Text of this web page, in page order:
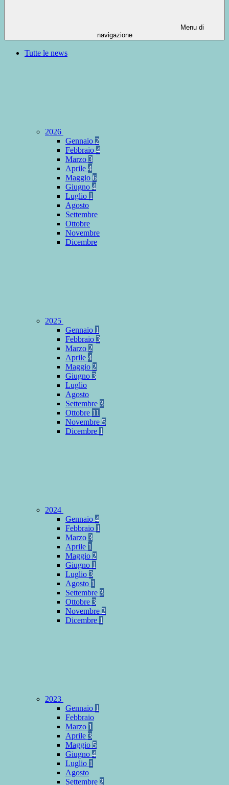
Menu di
navigazione
Tutte le news
2026
Gennaio 2
Febbraio 4
Marzo 3
Aprile 4
Maggio 6
Giugno 4
Luglio 1
Agosto
Settembre
Ottobre
Novembre
Dicembre
2025
Gennaio 1
Febbraio 3
Marzo 2
Aprile 4
Maggio 2
Giugno 3
Luglio
Agosto
Settembre 3
Ottobre 11
Novembre 5
Dicembre 1
2024
Gennaio 4
Febbraio 1
Marzo 3
Aprile 1
Maggio 2
Giugno 1
Luglio 3
Agosto 1
Settembre 3
Ottobre 3
Novembre 2
Dicembre 1
2023
Gennaio 1
Febbraio
Marzo 1
Aprile 3
Maggio 5
Giugno 4
Luglio 1
Agosto
Settembre 2